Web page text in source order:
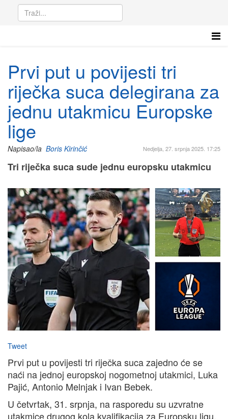
Prvi put u povijesti tri
riječka suca delegirana za
jednu utakmicu Europske
lige
Nedjelja, 27. srpnja 2025. 17:25
Napisao/la Boris Kirinčić
Tri riječka suca sude jednu europsku utakmicu
Tweet
Prvi put u povijesti tri riječka suca zajedno će se
naći na jednoj europskoj nogometnoj utakmici, Luka
Pajić, Antonio Melnjak i Ivan Bebek.
U četvrtak, 31. srpnja, na rasporedu su uzvratne
utakmice drugog kola kvalifikacija za Europsku ligu,